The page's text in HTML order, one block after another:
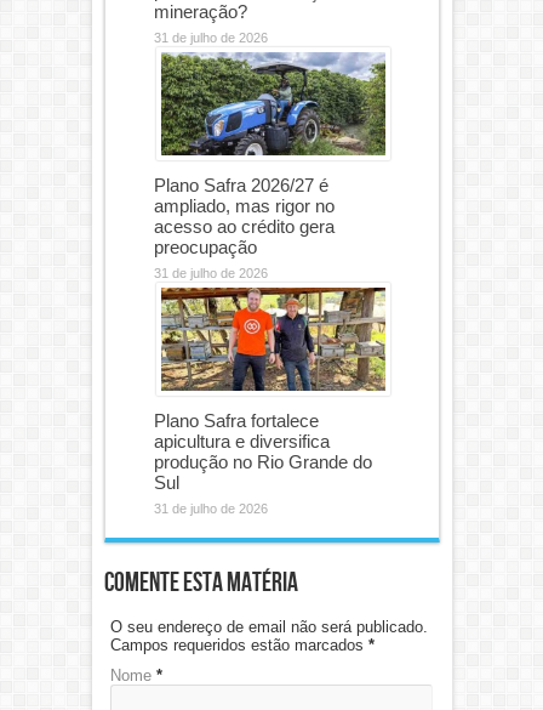
mineração?
31 de julho de 2026
Plano Safra 2026/27 é
ampliado, mas rigor no
acesso ao crédito gera
preocupação
31 de julho de 2026
Plano Safra fortalece
apicultura e diversifica
produção no Rio Grande do
Sul
31 de julho de 2026
Comente esta matéria
O seu endereço de email não será publicado.
Campos requeridos estão marcados *
Nome *